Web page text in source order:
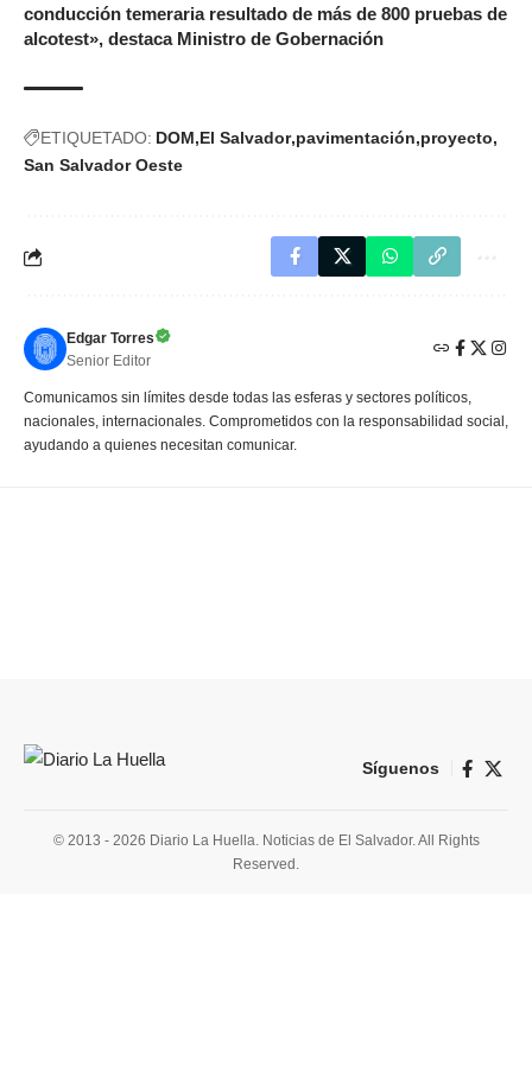
conducción temeraria resultado de más de 800 pruebas de
alcotest», destaca Ministro de Gobernación
ETIQUETADO: DOM El Salvador pavimentación proyecto
San Salvador Oeste
Edgar Torres
Senior Editor
Comunicamos sin límites desde todas las esferas y sectores políticos,
nacionales, internacionales. Comprometidos con la responsabilidad social,
ayudando a quienes necesitan comunicar.
Síguenos
© 2013 - 2026 Diario La Huella. Noticias de El Salvador. All Rights
Reserved.